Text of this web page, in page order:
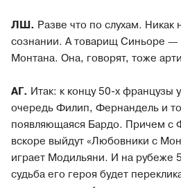
ЛШ. Разве что по слухам. Никак
сознании. А товарищ Синьоре —
Монтана. Она, говорят, тоже
АГ. Итак: к концу 50-х французы
очередь Филип, Фернандель и
появляющаяся Бардо. Причем
вскоре выйдут «Любовники с
играет Модильяни. И на рубеже
судьба его героя будет